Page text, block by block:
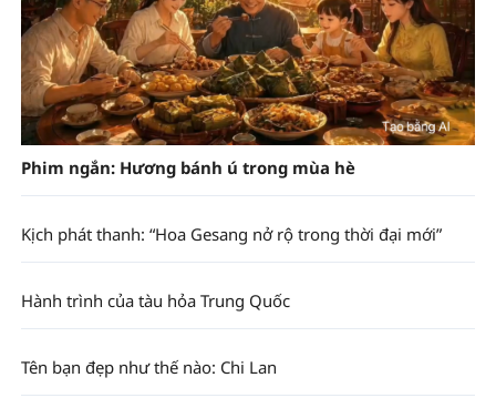
Phim ngắn: Hương bánh ú trong mùa hè
Kịch phát thanh: “Hoa Gesang nở rộ trong thời đại mới”
Hành trình của tàu hỏa Trung Quốc
Tên bạn đẹp như thế nào: Chi Lan